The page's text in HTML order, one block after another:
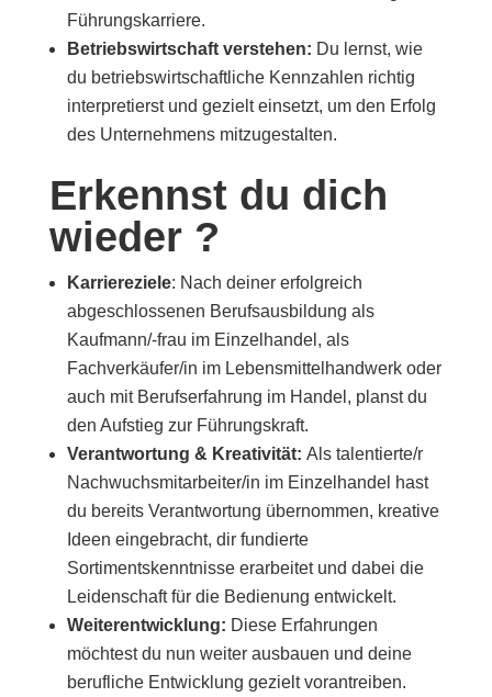
Führungskarriere.
Betriebswirtschaft verstehen: Du lernst, wie
du betriebswirtschaftliche Kennzahlen richtig
interpretierst und gezielt einsetzt, um den Erfolg
des Unternehmens mitzugestalten.
Erkennst du dich
wieder ?
Karriereziele: Nach deiner erfolgreich
abgeschlossenen Berufsausbildung als
Kaufmann/-frau im Einzelhandel, als
Fachverkäufer/in im Lebensmittelhandwerk oder
auch mit Berufserfahrung im Handel, planst du
den Aufstieg zur Führungskraft.
Verantwortung & Kreativität: Als talentierte/r
Nachwuchsmitarbeiter/in im Einzelhandel hast
du bereits Verantwortung übernommen, kreative
Ideen eingebracht, dir fundierte
Sortimentskenntnisse erarbeitet und dabei die
Leidenschaft für die Bedienung entwickelt.
Weiterentwicklung: Diese Erfahrungen
möchtest du nun weiter ausbauen und deine
berufliche Entwicklung gezielt vorantreiben.